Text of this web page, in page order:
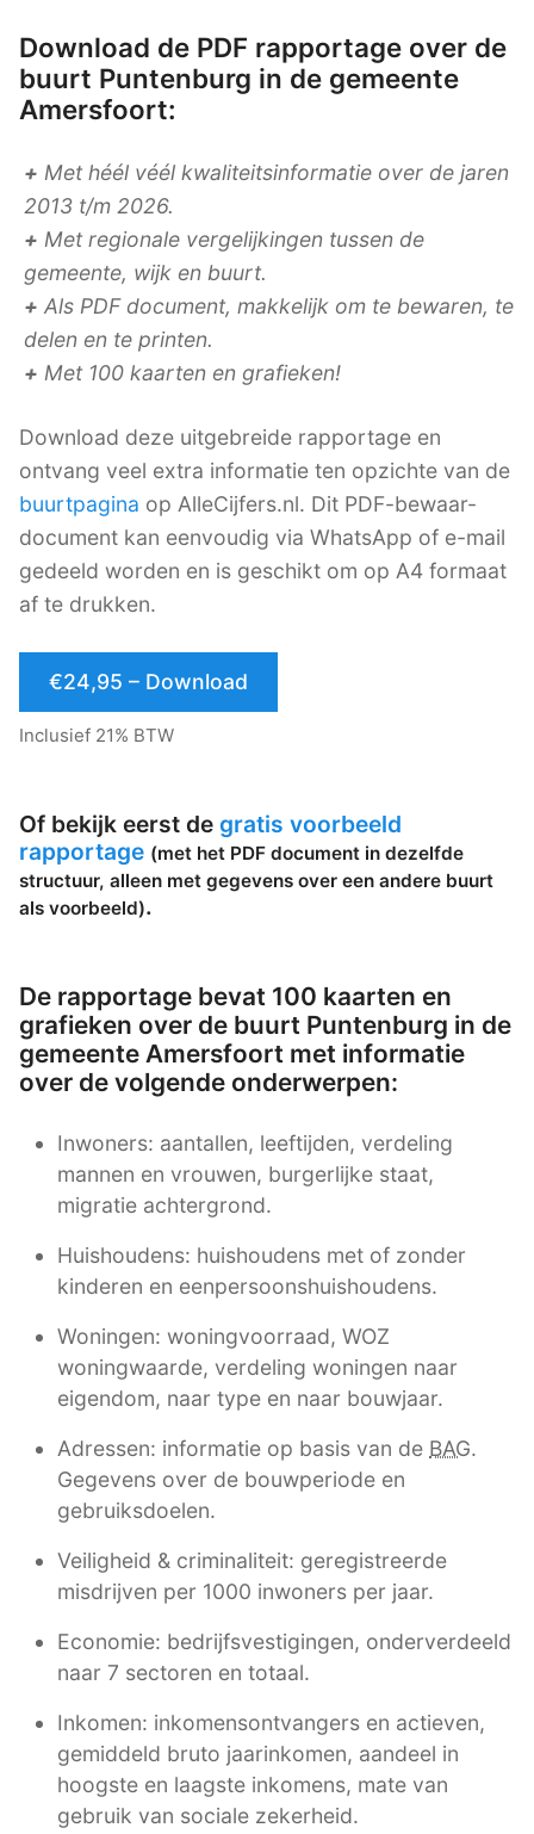
Download de PDF rapportage over de
buurt Puntenburg in de gemeente
Amersfoort:
+ Met héél véél kwaliteitsinformatie over de jaren
2013 t/m 2026.
+ Met regionale vergelijkingen tussen de
gemeente, wijk en buurt.
+ Als PDF document, makkelijk om te bewaren, te
delen en te printen.
+ Met 100 kaarten en grafieken!
Download deze uitgebreide rapportage en
ontvang veel extra informatie ten opzichte van de
buurtpagina op AlleCijfers.nl. Dit PDF-bewaar-
document kan eenvoudig via WhatsApp of e-mail
gedeeld worden en is geschikt om op A4 formaat
af te drukken.
€24,95 – Download
Inclusief 21% BTW
Of bekijk eerst de gratis voorbeeld
rapportage (met het PDF document in dezelfde
structuur, alleen met gegevens over een andere buurt
als voorbeeld).
De rapportage bevat 100 kaarten en
grafieken over de buurt Puntenburg in de
gemeente Amersfoort met informatie
over de volgende onderwerpen:
Inwoners: aantallen, leeftijden, verdeling
mannen en vrouwen, burgerlijke staat,
migratie achtergrond.
Huishoudens: huishoudens met of zonder
kinderen en eenpersoonshuishoudens.
Woningen: woningvoorraad, WOZ
woningwaarde, verdeling woningen naar
eigendom, naar type en naar bouwjaar.
Adressen: informatie op basis van de BAG.
Gegevens over de bouwperiode en
gebruiksdoelen.
Veiligheid & criminaliteit: geregistreerde
misdrijven per 1000 inwoners per jaar.
Economie: bedrijfsvestigingen, onderverdeeld
naar 7 sectoren en totaal.
Inkomen: inkomensontvangers en actieven,
gemiddeld bruto jaarinkomen, aandeel in
hoogste en laagste inkomens, mate van
gebruik van sociale zekerheid.